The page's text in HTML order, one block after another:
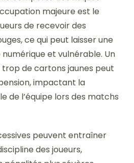
majeure est le
de recevoir des
ce qui peut laisser une
et vulnérable. Un
trop de cartons jaunes peut
impactant la
de l’équipe lors des matchs
peuvent entraîner
des joueurs,